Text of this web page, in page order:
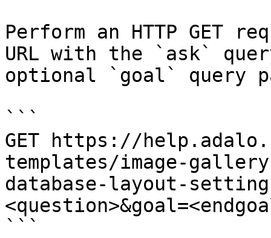
Perform an HTTP GET
URL with the `ask`
optional `goal` query
```
GET https://
templates/image-
database-layout-
```